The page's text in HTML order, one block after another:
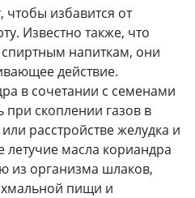
избавится от
Известно также, что
напиткам, они
действие.
в сочетании с семенами
скоплении газов в
расстройстве желудка и
масла кориандра
из организма шлаков,
пищи и